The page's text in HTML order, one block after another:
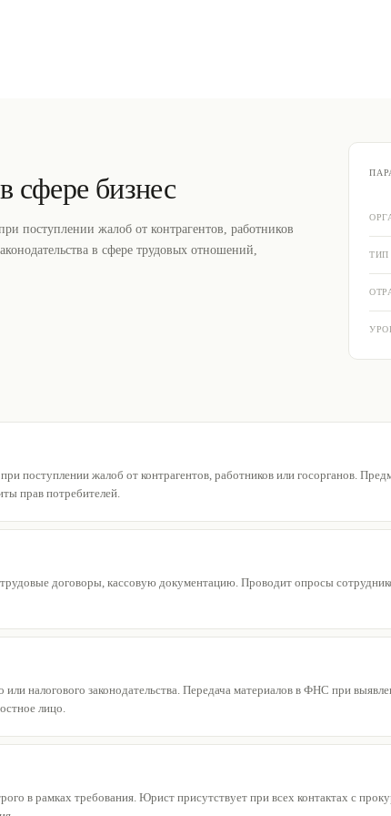
сфере бизнес
поступлении жалоб от контрагентов, работников
в сфере трудовых отношений,
ТИП
поступлении жалоб от контрагентов, работников или госорганов.
прав потребителей.
договоры, кассовую документацию. Проводит опросы
налогового законодательства. Передача материалов в ФНС при
лицо.
в рамках требования. Юрист присутствует при всех контактах с